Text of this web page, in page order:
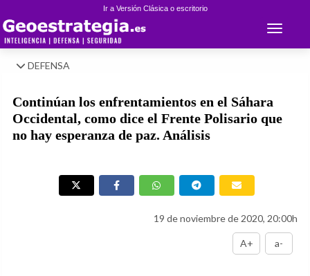
Ir a Versión Clásica o escritorio
Toggle
DEFENSA
Continúan los enfrentamientos en el Sáhara
Occidental, como dice el Frente Polisario que
no hay esperanza de paz. Análisis
19 de noviembre de 2020, 20:00h
A+ a-